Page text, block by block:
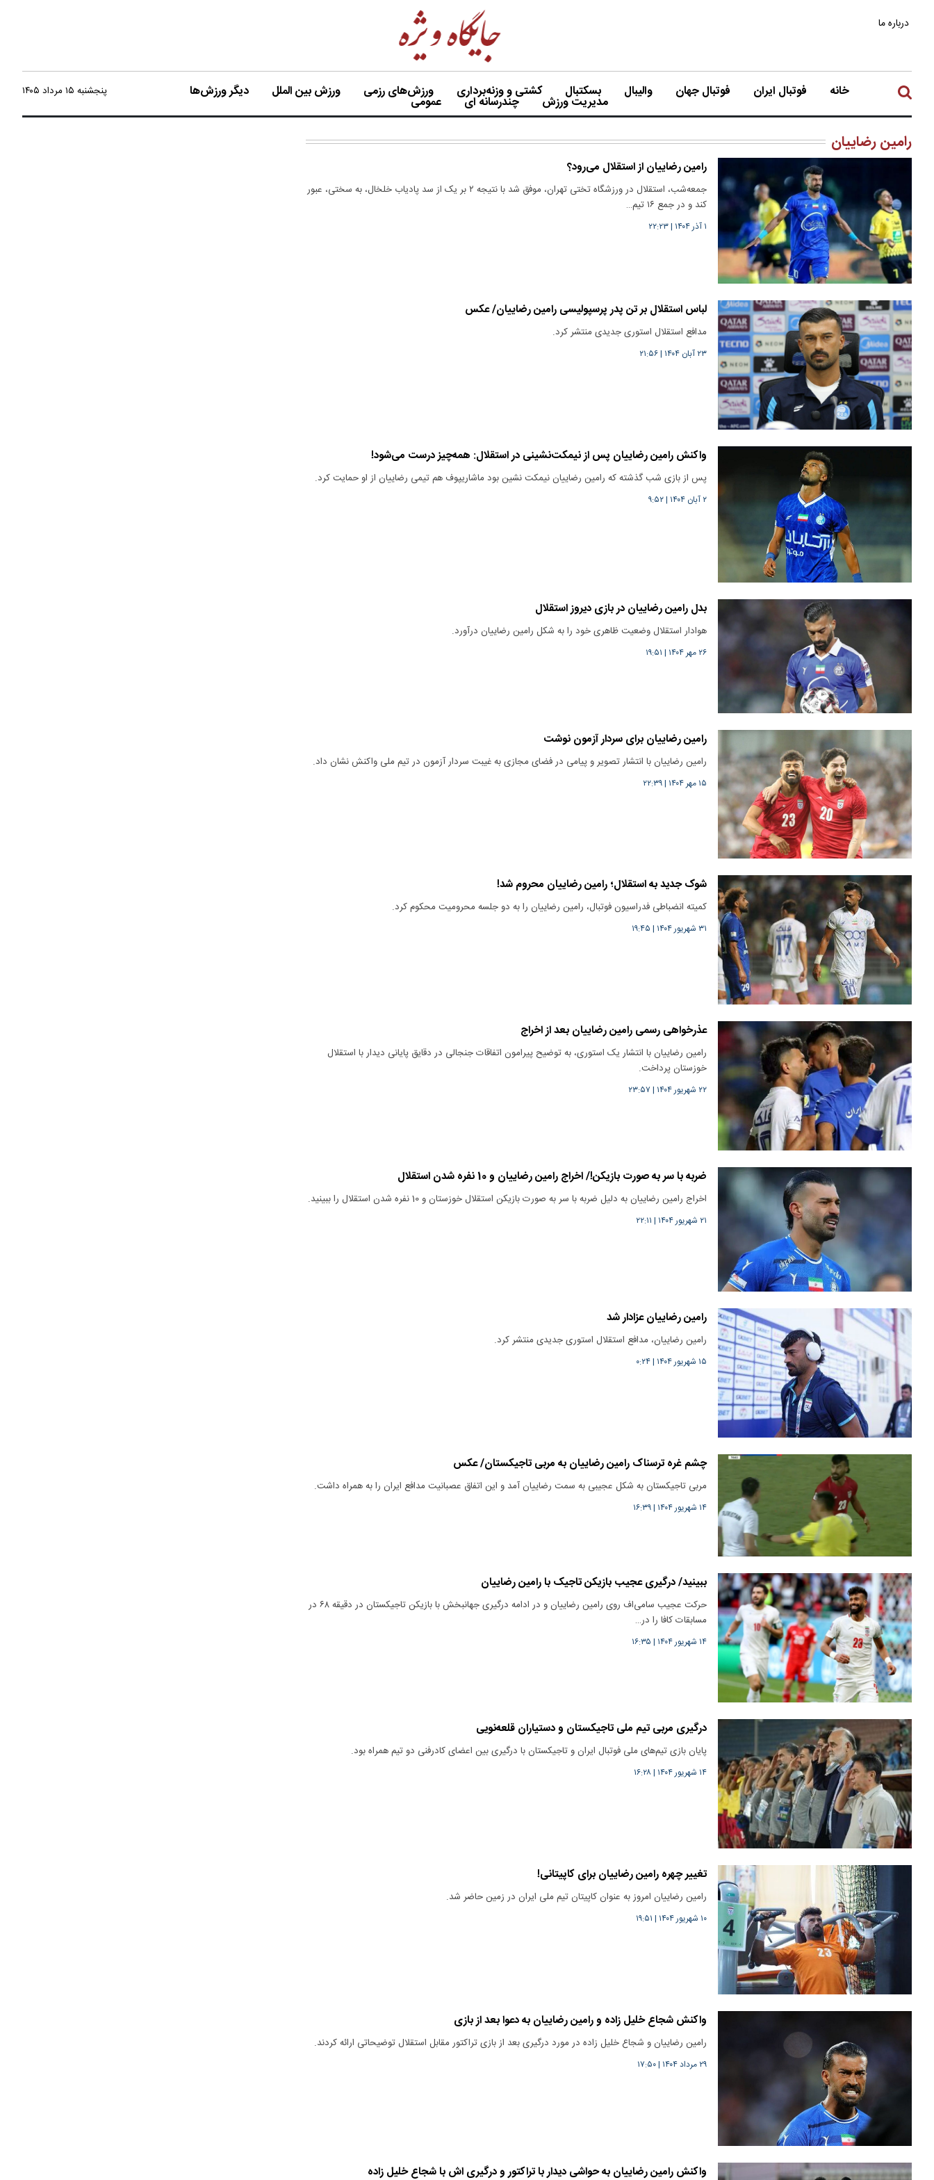
درباره ما
خانه فوتبال ایران فوتبال جهان والیبال بسکتبال کشتی و وزنه‌برداری ورزش‌های رزمی ورزش بین الملل دیگر ورزش‌ها
مدیریت ورزش چندرسانه ای عمومی
پنجشنبه ۱۵ مرداد ۱۴۰۵
رامین رضاییان
رامین رضاییان از استقلال می‌رود؟
جمعه‌شب، استقلال در ورزشگاه تختی تهران، موفق شد با نتیجه ۲ بر یک از سد پادیاب خلخال، به سختی، عبور
کند و در جمع ۱۶ تیم…
۱ آذر ۱۴۰۴ |۲۲:۲۳
لباس استقلال بر تن پدر پرسپولیسی رامین رضاییان/ عکس
مدافع استقلال استوری جدیدی منتشر کرد.
۲۳ آبان ۱۴۰۴ |۲۱:۵۶
واکنش رامین رضاییان پس از نیمکت‌نشینی در استقلال: همه‌چیز درست می‌شود!
پس از بازی شب گذشته که رامین رضاییان نیمکت نشین بود ماشاریپوف هم تیمی رضاییان از او حمایت کرد.
۲ آبان ۱۴۰۴ |۹:۵۲
بدل رامین رضاییان در بازی دیروز استقلال
هوادار استقلال وضعیت ظاهری خود را به شکل رامین رضاییان درآورد.
۲۶ مهر ۱۴۰۴ | ۱۹:۵۱
رامین رضاییان برای سردار آزمون نوشت
رامین رضاییان با انتشار تصویر و پیامی در فضای مجازی به غیبت سردار آزمون در تیم ملی واکنش نشان داد.
۱۵ مهر ۱۴۰۴ |۲۲:۳۹
شوک جدید به استقلال؛ رامین رضاییان محروم شد!
کمیته انضباطی فدراسیون فوتبال، رامین رضاییان را به دو جلسه محرومیت محکوم کرد.
۳۱ شهریور ۱۴۰۴ | ۱۹:۴۵
عذرخواهی رسمی رامین رضاییان بعد از اخراج
رامین رضاییان با انتشار یک استوری، به توضیح پیرامون اتفاقات جنجالی در دقایق پایانی دیدار با استقلال
خوزستان پرداخت.
۲۲ شهریور ۱۴۰۴ | ۲۳:۵۷
ضربه با سر به صورت بازیکن!/ اخراج رامین رضاییان و 10 نفره شدن استقلال
اخراج رامین رضاییان به دلیل ضربه با سر به صورت بازیکن استقلال خوزستان و 10 نفره شدن استقلال را ببینید.
۲۱ شهریور ۱۴۰۴ | ۲۲:۱۱
رامین رضاییان عزادار شد
رامین رضاییان، مدافع استقلال استوری جدیدی منتشر کرد.
۱۵ شهریور ۱۴۰۴ |۰:۲۴
چشم غره ترسناک رامین رضاییان به مربی تاجیکستان/ عکس
مربی تاجیکستان به شکل عجیبی به سمت رضاییان آمد و این اتفاق عصبانیت مدافع ایران را به همراه داشت.
۱۴ شهریور ۱۴۰۴ |۱۶:۳۹
ببینید/ درگیری عجیب بازیکن تاجیک با رامین رضاییان
حرکت عجیب سامی‌اف روی رامین رضاییان و در ادامه درگیری جهانبخش با بازیکن تاجیکستان در دقیقه ۶۸ در
مسابقات کافا را در…
۱۴ شهریور ۱۴۰۴ | ۱۶:۳۵
درگیری مربی تیم ملی تاجیکستان و دستیاران قلعه‌نویی
پایان بازی تیم‌های ملی فوتبال ایران و تاجیکستان با درگیری بین اعضای کادرفنی دو تیم همراه بود.
۱۴ شهریور ۱۴۰۴ |۱۶:۲۸
تغییر چهره رامین رضاییان برای کاپیتانی!
رامین رضاییان امروز به عنوان کاپیتان تیم ملی ایران در زمین حاضر شد.
۱۰ شهریور ۱۴۰۴ | ۱۹:۵۱
واکنش شجاع خلیل زاده و رامین رضاییان به دعوا بعد از بازی
رامین رضاییان و شجاع خلیل زاده در مورد درگیری بعد از بازی تراکتور مقابل استقلال توضیحاتی ارائه کردند.
۲۹ مرداد ۱۴۰۴ |۱۷:۵۰
واکنش رامین رضاییان به حواشی دیدار با تراکتور و درگیری اش با شجاع خلیل زاده